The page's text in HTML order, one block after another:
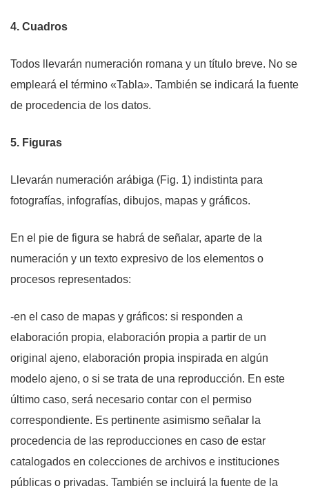
4. Cuadros
Todos llevarán numeración romana y un título breve. No se
empleará el término «Tabla». También se indicará la fuente
de procedencia de los datos.
5. Figuras
Llevarán numeración arábiga (Fig. 1) indistinta para
fotografías, infografías, dibujos, mapas y gráficos.
En el pie de figura se habrá de señalar, aparte de la
numeración y un texto expresivo de los elementos o
procesos representados:
-en el caso de mapas y gráficos: si responden a
elaboración propia, elaboración propia a partir de un
original ajeno, elaboración propia inspirada en algún
modelo ajeno, o si se trata de una reproducción. En este
último caso, será necesario contar con el permiso
correspondiente. Es pertinente asimismo señalar la
procedencia de las reproducciones en caso de estar
catalogados en colecciones de archivos e instituciones
públicas o privadas. También se incluirá la fuente de la